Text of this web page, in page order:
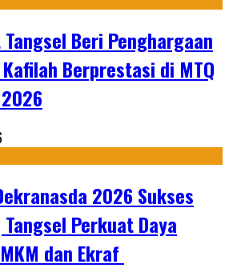
Beri Penghargaan
Berprestasi di MTQ
2026 Sukses
Perkuat Daya
dan Ekraf